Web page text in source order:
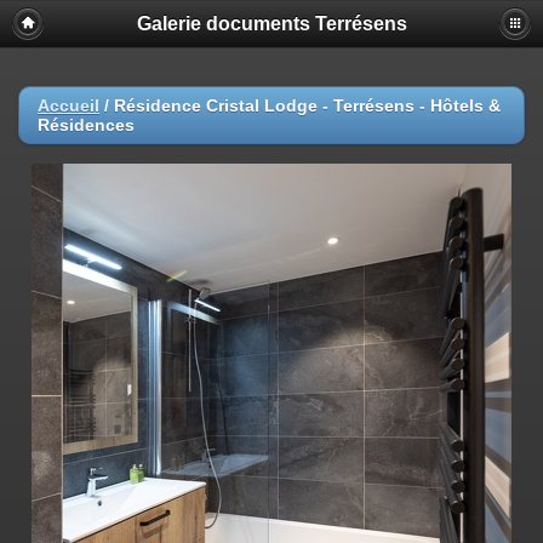
Galerie documents Terrésens
Accueil / Résidence Cristal Lodge - Terrésens - Hôtels &
Résidences